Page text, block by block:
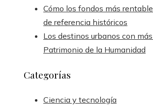
Cómo los fondos más
de referencia históricos
Los destinos urbanos con
Patrimonio de la Humanidad
Categorías
Ciencia y tecnología